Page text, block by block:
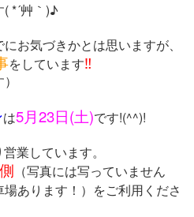
*´艸｀)♪
お気づきかとは思いますが、
をしています‼
は5月23日(土)です!(^^)!
業しています。
（写真には写っていません
あります！） をご利用くださ